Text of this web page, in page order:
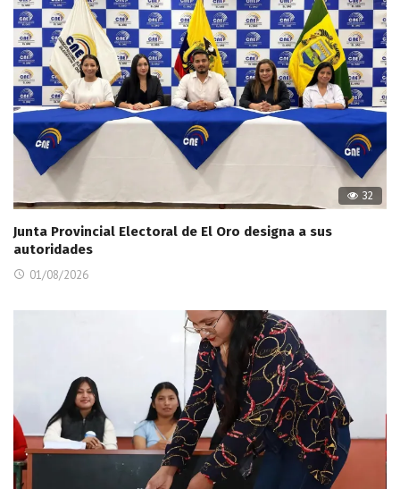
32
Junta Provincial Electoral de El Oro designa a sus
autoridades
01/08/2026